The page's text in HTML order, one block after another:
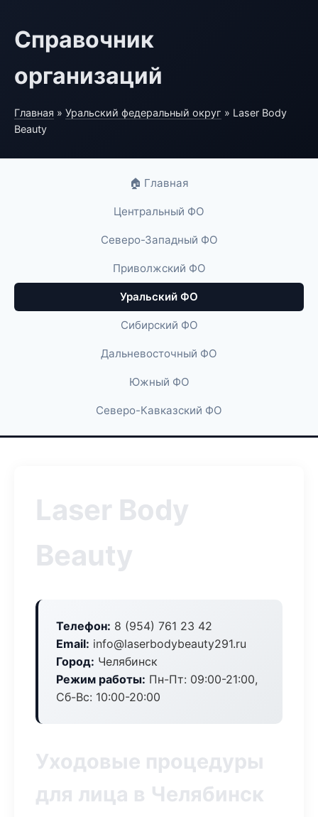
Справочник
организаций
Главная » Уральский федеральный округ » Laser Body
Beauty
🏠 Главная
Центральный ФО
Северо-Западный ФО
Приволжский ФО
Уральский ФО
Сибирский ФО
Дальневосточный ФО
Южный ФО
Северо-Кавказский ФО
Laser Body
Beauty
Телефон: 8 (954) 761 23 42
Email: info@laserbodybeauty291.ru
Город: Челябинск
Режим работы: Пн-Пт: 09:00-21:00,
Сб-Вс: 10:00-20:00
Уходовые процедуры
для лица в Челябинск